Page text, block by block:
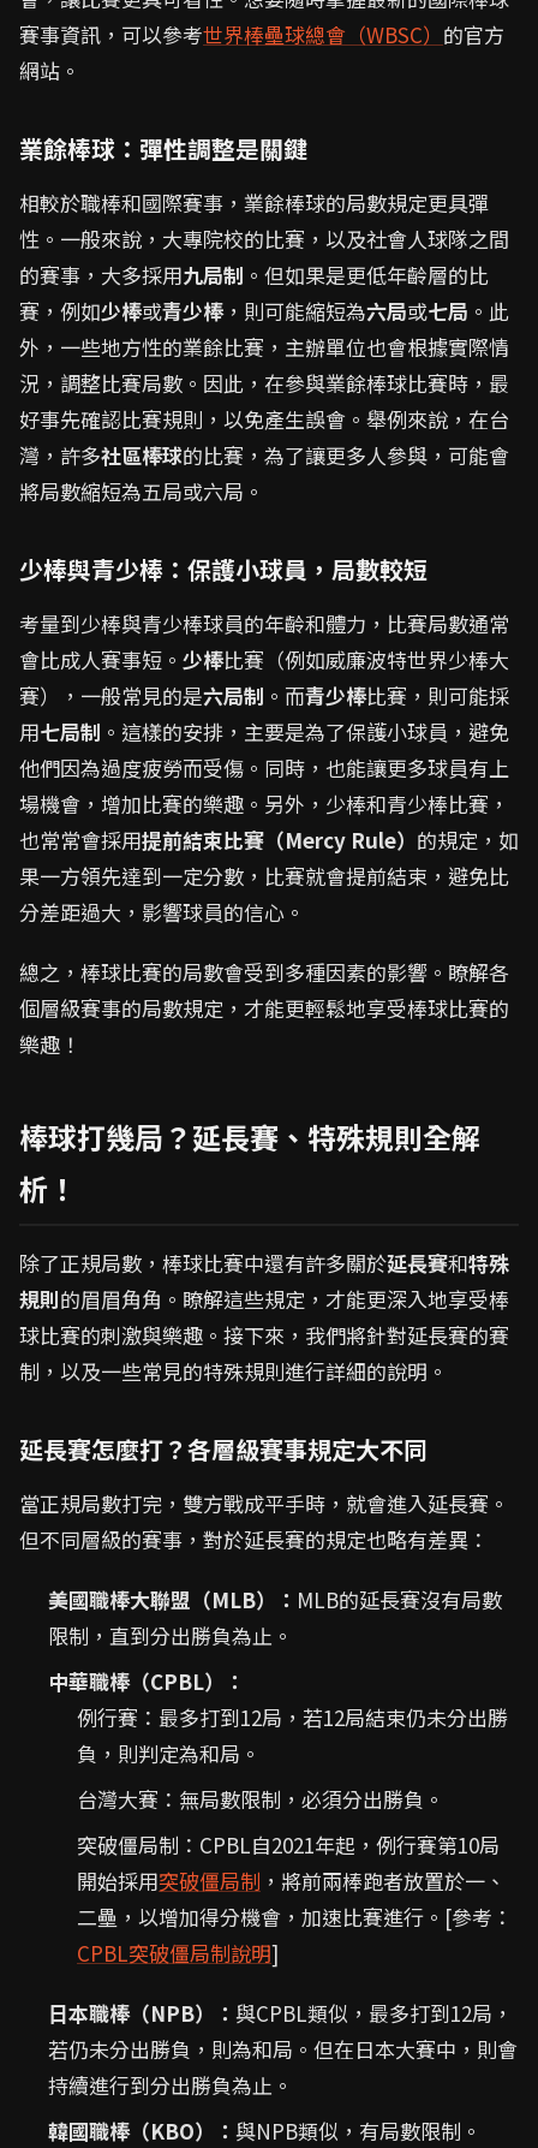
賽事資訊，可以參考世界棒壘球總會（WBSC） 的官方
網站。
業餘棒球：彈性調整是關鍵
相較於職棒和國際賽事，業餘棒球的局數規定更具彈
性。一般來說，大專院校的比賽，以及社會人球隊之間
的賽事，大多採用九局制 。但如果是更低年齡層的比
賽，例如少棒或青少棒，則可能縮短為六局或七局 。此
外，一些地方性的業餘比賽，主辦單位也會根據實際情
況，調整比賽局數。因此，在參與業餘棒球比賽時，最
好事先確認比賽規則，以免產生誤會。舉例來說，在台
灣，許多社區棒球的比賽，為了讓更多人參與，可能會
將局數縮短為五局或六局。
少棒與青少棒：保護小球員，局數較短
考量到少棒與青少棒球員的年齡和體力，比賽局數通常
會比成人賽事短。 少棒比賽（例如威廉波特世界少棒大
賽），一般常見的是六局制 。而青少棒比賽，則可能採
用七局制 。這樣的安排，主要是為了保護小球員，避免
他們因為過度疲勞而受傷。同時，也能讓更多球員有上
場機會，增加比賽的樂趣。另外，少棒和青少棒比賽，
也常常會採用提前結束比賽（Mercy Rule） 的規定，如
果一方領先達到一定分數，比賽就會提前結束，避免比
分差距過大，影響球員的信心。
總之，棒球比賽的局數會受到多種因素的影響。瞭解各
個層級賽事的局數規定，才能更輕鬆地享受棒球比賽的
樂趣！
棒球打幾局？延長賽、特殊規則全解
析！
除了正規局數，棒球比賽中還有許多關於延長賽和特殊
規則的眉眉角角。瞭解這些規定，才能更深入地享受棒
球比賽的刺激與樂趣。接下來，我們將針對延長賽的賽
制，以及一些常見的特殊規則進行詳細的說明。
延長賽怎麼打？各層級賽事規定大不同
當正規局數打完，雙方戰成平手時，就會進入延長賽。
但不同層級的賽事，對於延長賽的規定也略有差異：
美國職棒大聯盟（MLB）： MLB的延長賽沒有局數
限制，直到分出勝負為止。
中華職棒（CPBL）：
例行賽：最多打到12局，若12局結束仍未分出勝
負，則判定為和局。
台灣大賽：無局數限制，必須分出勝負。
突破僵局制：CPBL自2021年起，例行賽第10局
開始採用突破僵局制 ，將前兩棒跑者放置於一、
二壘，以增加得分機會，加速比賽進行。[參考：
CPBL突破僵局制說明]
日本職棒（NPB）： 與CPBL類似，最多打到12局，
若仍未分出勝負，則為和局。但在日本大賽中，則會
持續進行到分出勝負為止。
韓國職棒（KBO）： 與NPB類似，有局數限制。